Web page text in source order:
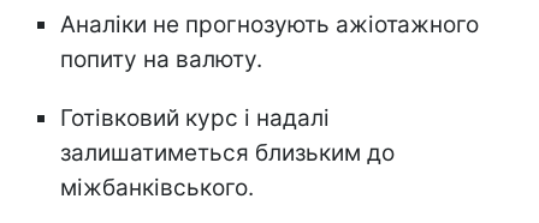
Аналіки не прогнозують ажіотажного
попиту на валюту.
Готівковий курс і надалі
залишатиметься близьким до
міжбанківського.